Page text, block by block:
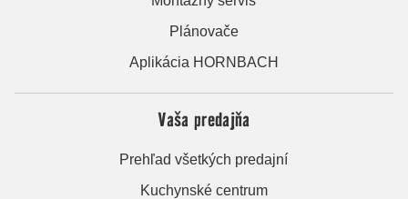
Plánovače
Aplikácia HORNBACH
Vaša predajňa
Prehľad všetkých predajní
Kuchynské centrum